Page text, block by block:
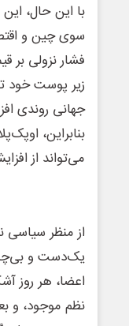
با این حال،
سوی چین و
فشار نزولی بر
زیر پوست خود
جهانی روندی
بنابراین،
می‌تواند از
از منظر
یک‌دست و
اعضا، هر روز
نظم موجود، و